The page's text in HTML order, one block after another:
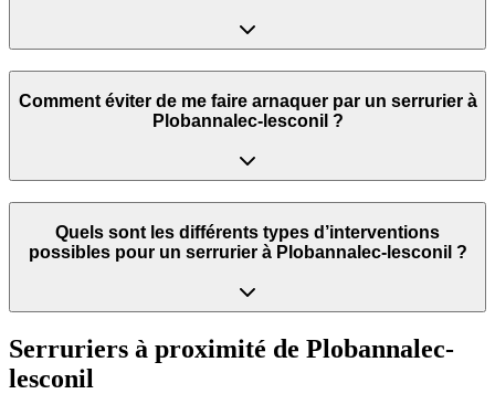
Comment éviter de me faire arnaquer par un serrurier à
Plobannalec-lesconil ?
Quels sont les différents types d’interventions
possibles pour un serrurier à Plobannalec-lesconil ?
Serruriers à proximité de Plobannalec-
lesconil